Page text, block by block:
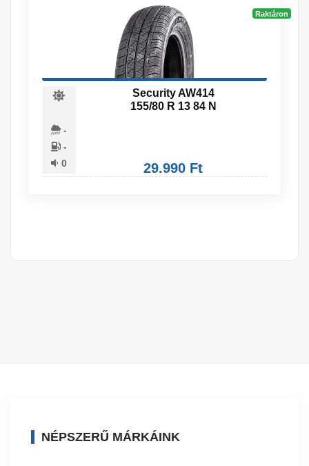
Raktáron
-
-
0
Security AW414
155/80 R 13 84 N
29.990 Ft
NÉPSZERŰ MÁRKÁINK